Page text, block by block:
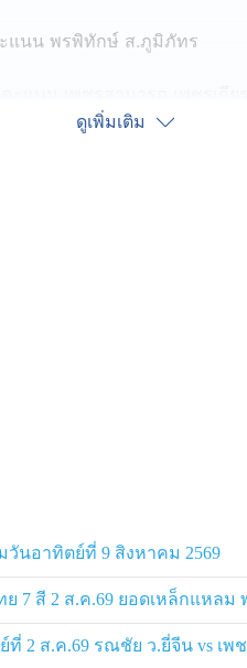
แนน พรพิทักษ์ ส.ภูมิภัทร
ดูเพิ่มเติม
นอาทิตย์ที่ 9 สิงหาคม 2569
7 สี 2 ส.ค.69 ยอดเหล็กแหลม
ที่ 2 ส.ค.69 รณชัย ว.ยี่จีน vs เ